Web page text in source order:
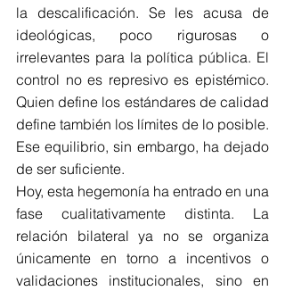
la descalificación. Se les acusa de
ideológicas, poco rigurosas o
irrelevantes para la política pública. El
control no es represivo es epistémico.
Quien define los estándares de calidad
define también los límites de lo posible.
Ese equilibrio, sin embargo, ha dejado
de ser suficiente.
Hoy, esta hegemonía ha entrado en una
fase cualitativamente distinta. La
relación bilateral ya no se organiza
únicamente en torno a incentivos o
validaciones institucionales, sino en